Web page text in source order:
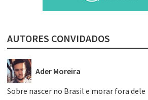
AUTORES CONVIDADOS
Ader Moreira
Sobre nascer no Brasil e morar fora dele